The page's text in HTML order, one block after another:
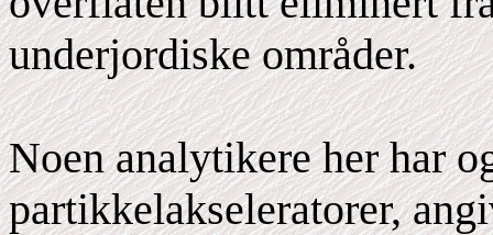
underjordiske områder.
Noen analytikere her har
partikkelakseleratorer,